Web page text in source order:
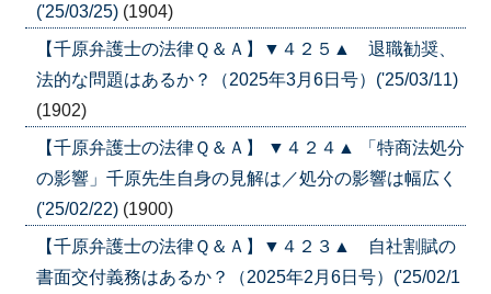
('25/03/25) (1904)
【千原弁護士の法律Ｑ＆Ａ】▼４２５▲ 退職勧奨、
法的な問題はあるか？（2025年3月6日号）('25/03/11)
(1902)
【千原弁護士の法律Ｑ＆Ａ】 ▼４２４▲ 「特商法処分
の影響」千原先生自身の見解は／処分の影響は幅広く
('25/02/22) (1900)
【千原弁護士の法律Ｑ＆Ａ】▼４２３▲ 自社割賦の
書面交付義務はあるか？（2025年2月6日号）('25/02/1